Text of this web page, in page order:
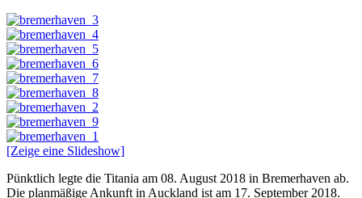
[Zeige eine Slideshow]
Pünktlich legte die Titania am 08. August 2018 in Bremerhaven ab.
Die planmäßige Ankunft in Auckland ist am 17. September 2018.